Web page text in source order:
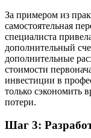
За примером из
самостоятельная
специалиста
дополнительный
дополнительные
стоимости
инвестиции в
только сэкономить
потери.
Шаг 3: